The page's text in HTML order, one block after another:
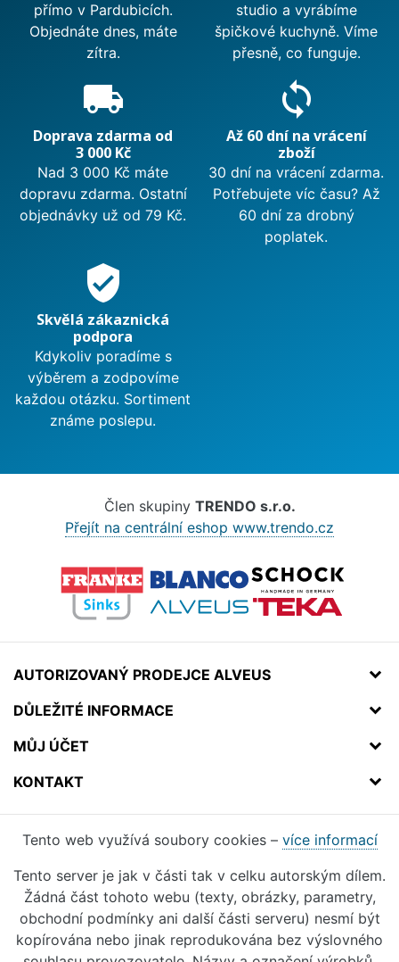
přímo v Pardubicích.
Objednáte dnes, máte
zítra.
studio a vyrábíme
špičkové kuchyně. Víme
přesně, co funguje.
local_shipping
Doprava zdarma od
3 000 Kč
Nad 3 000 Kč máte
dopravu zdarma. Ostatní
objednávky už od 79 Kč.
sync
Až 60 dní na vrácení
zboží
30 dní na vrácení zdarma.
Potřebujete víc času? Až
60 dní za drobný
poplatek.
verified_user
Skvělá zákaznická
podpora
Kdykoliv poradíme s
výběrem a zodpovíme
každou otázku. Sortiment
známe poslepu.
Člen skupiny TRENDO s.r.o.
Přejít na centrální eshop www.trendo.cz
AUTORIZOVANÝ PRODEJCE ALVEUS
DŮLEŽITÉ INFORMACE
MŮJ ÚČET
KONTAKT
Tento web využívá soubory cookies – více informací
Tento server je jak v části tak v celku autorským dílem.
Žádná část tohoto webu (texty, obrázky, parametry,
obchodní podmínky ani další části serveru) nesmí být
kopírována nebo jinak reprodukována bez výslovného